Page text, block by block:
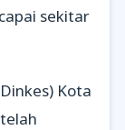
sekitar
Kota